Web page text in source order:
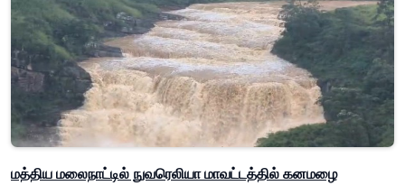
மத்திய மலைநாட்டில் நுவரெலியா மாவட்டத்தில் கனமழை